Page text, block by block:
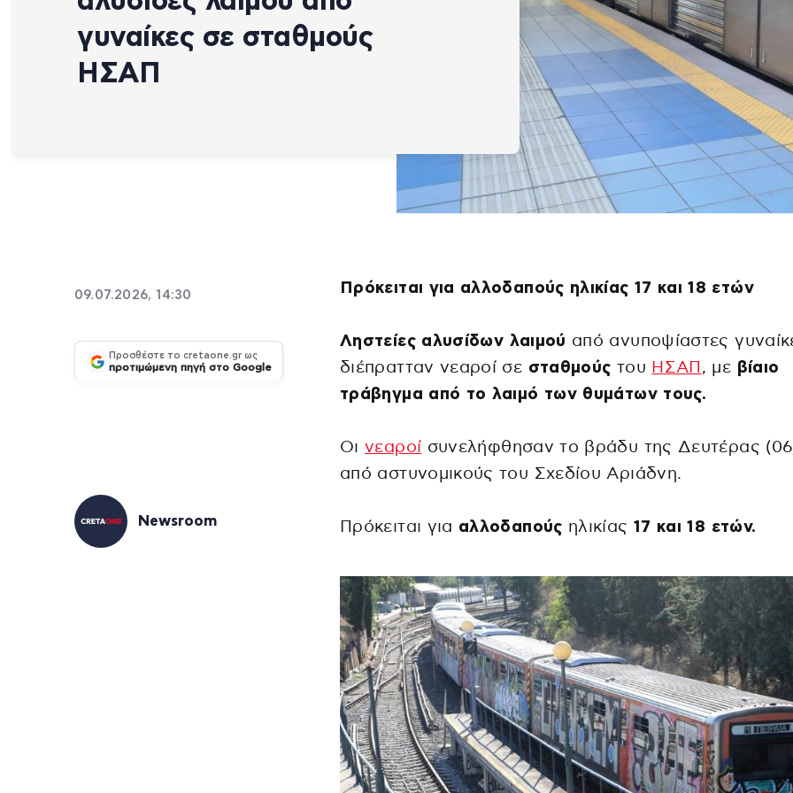
γυναίκες σε σταθμούς
ΗΣΑΠ
09.07.2026, 14:30
Προσθέστε το cretaone.gr ως
προτιμώμενη πηγή στο Google
Newsroom
Πρόκειται για αλλοδαπούς ηλικίας 17 και 18 ετών
Ληστείες αλυσίδων λαιμού από ανυποψίαστες
διέπρατταν νεαροί σε σταθμούς του ΗΣΑΠ , με βίαιο
τράβηγμα από το λαιμό των θυμάτων τους.
Οινεαροί συνελήφθησαν το βράδυ της Δευτέρας
από αστυνομικούς του Σχεδίου Αριάδνη.
Πρόκειται για αλλοδαπούς ηλικίας 17 και 18 ετών.